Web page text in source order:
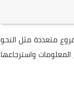
متعددة مثل النحو
واسترجاعها